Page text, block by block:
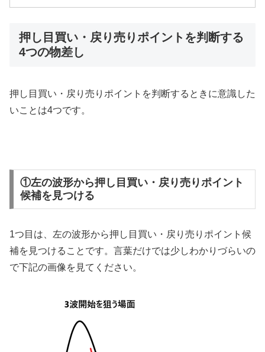
押し目買い・戻り売りポイントを判断する
4つの物差し
押し目買い・戻り売りポイントを判断するときに意識した
いことは4つです。
①左の波形から押し目買い・戻り売りポイント
候補を見つける
1つ目は、左の波形から押し目買い・戻り売りポイント候
補を見つけることです。言葉だけでは少しわかりづらいの
で下記の画像を見てください。